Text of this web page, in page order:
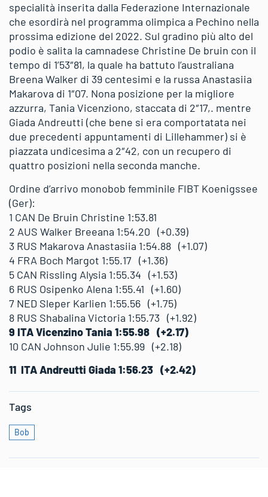
specialità inserita dalla Federazione Internazionale
che esordirà nel programma olimpica a Pechino nella
prossima edizione del 2022. Sul gradino più alto del
podio è salita la camnadese Christine De bruin con il
tempo di 1’53″81, la quale ha battuto l’australiana
Breena Walker di 39 centesimi e la russa Anastasiia
Makarova di 1″07. Nona posizione per la migliore
azzurra, Tania Vicenziono, staccata di 2″17,. mentre
Giada Andreutti (che bene si era comportatata nei
due precedenti appuntamenti di Lillehammer) si è
piazzata undicesima a 2″42, con un recupero di
quattro posizioni nella seconda manche.
Ordine d’arrivo monobob femminile FIBT Koenigssee
(Ger):
1 CAN De Bruin Christine 1:53.81
2 AUS Walker Breeana 1:54.20 (+0.39)
3 RUS Makarova Anastasiia 1:54.88 (+1.07)
4 FRA Boch Margot 1:55.17 (+1.36)
5 CAN Rissling Alysia 1:55.34 (+1.53)
6 RUS Osipenko Alena 1:55.41 (+1.60)
7 NED Sleper Karlien 1:55.56 (+1.75)
8 RUS Shabalina Victoria 1:55.73 (+1.92)
9 ITA Vicenzino Tania 1:55.98 (+2.17)
10 CAN Johnson Julie 1:55.99 (+2.18)
11 ITA Andreutti Giada 1:56.23 (+2.42)
Tags
Bob